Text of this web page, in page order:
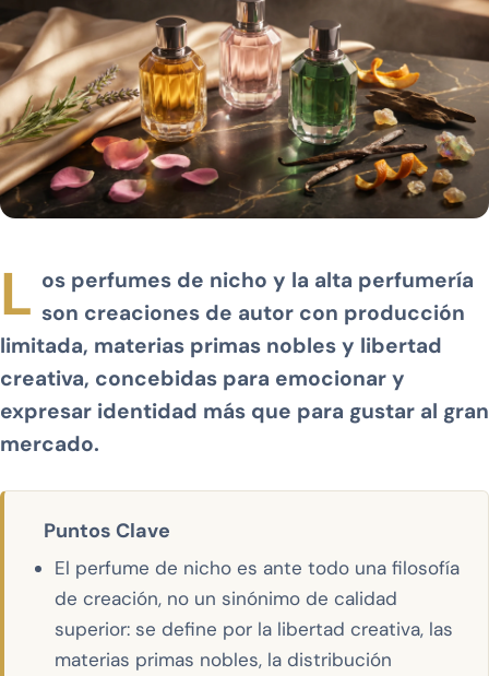
L os perfumes de nicho y la alta perfumería
son creaciones de autor con producción
limitada, materias primas nobles y libertad
creativa, concebidas para emocionar y
expresar identidad más que para gustar al gran
mercado.
Puntos Clave
El perfume de nicho es ante todo una filosofía
de creación, no un sinónimo de calidad
superior: se define por la libertad creativa, las
materias primas nobles, la distribución